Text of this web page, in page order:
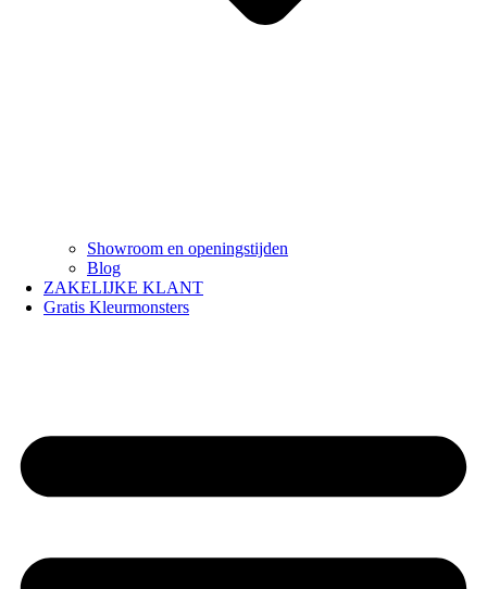
Showroom en openingstijden
Blog
ZAKELIJKE KLANT
Gratis Kleurmonsters